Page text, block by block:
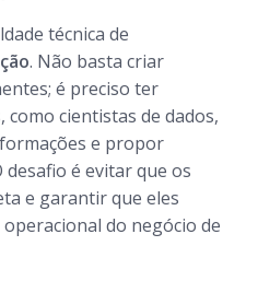
técnica de
. Não basta criar
é preciso ter
cientistas de dados,
e propor
desafio é evitar que os
e garantir que eles
do negócio de